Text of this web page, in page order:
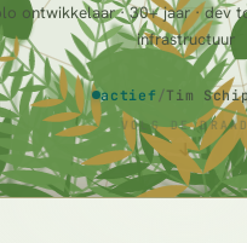
ontwikkelaar · 30+ jaar · dev
infrastructuur
actief /Tim
VOLG DE
↓